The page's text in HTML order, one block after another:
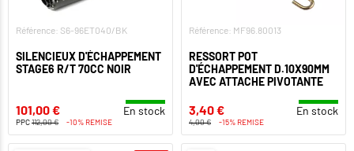
Référence: S6-96ET040/BK
SILENCIEUX D'ÉCHAPPEMENT
STAGE6 R/T 70CC NOIR
101,00 € En stock
PPC112,00 € -10% REMISE
Référence: MF96.80013
RESSORT POT
D'ÉCHAPPEMENT D.10X90MM
AVEC ATTACHE PIVOTANTE
3,40 € En stock
4,00 € -15% REMISE